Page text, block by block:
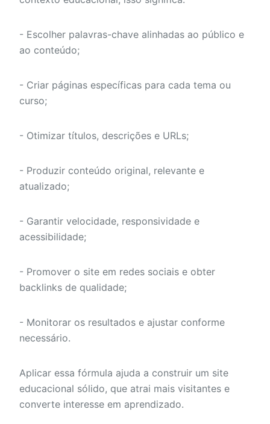
- Escolher palavras-chave alinhadas ao público e
ao conteúdo;
- Criar páginas específicas para cada tema ou
curso;
- Otimizar títulos, descrições e URLs;
- Produzir conteúdo original, relevante e
atualizado;
- Garantir velocidade, responsividade e
acessibilidade;
- Promover o site em redes sociais e obter
backlinks de qualidade;
- Monitorar os resultados e ajustar conforme
necessário.
Aplicar essa fórmula ajuda a construir um site
educacional sólido, que atrai mais visitantes e
converte interesse em aprendizado.